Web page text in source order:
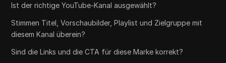
Ist der richtige YouTube-Kanal ausgewählt?
Stimmen Titel, Vorschaubilder, Playlist und Zielgruppe mit
diesem Kanal überein?
Sind die Links und die CTA für diese Marke korrekt?